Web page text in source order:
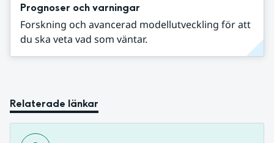
Prognoser och varningar
Forskning och avancerad modellutveckling för att
du ska veta vad som väntar.
Relaterade länkar